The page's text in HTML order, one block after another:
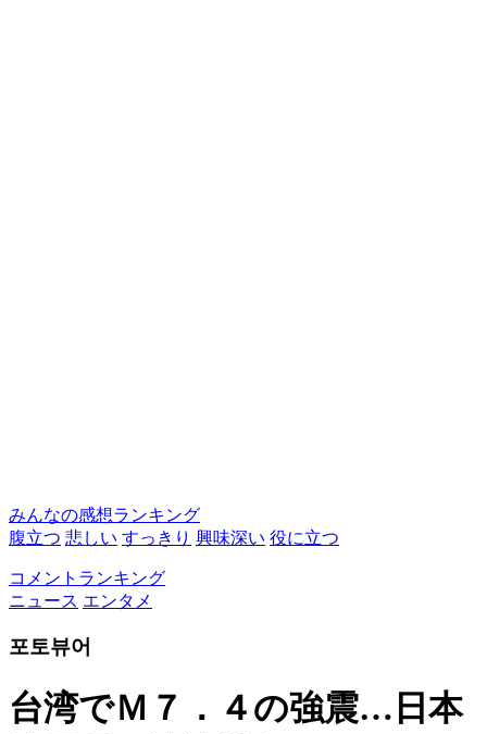
みんなの感想ランキング
腹立つ 悲しい すっきり 興味深い 役に立つ
コメントランキング
ニュース エンタメ
포토뷰어
台湾でＭ７．４の強震…日本